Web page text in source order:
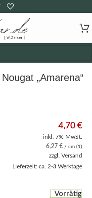
„Amarena“
to enlarge
4,70 €
inkl. 7% MwSt.
6,27 € / cm (1)
zzgl. Versand
Lieferzeit: ca. 2-3 Werktage
Vorrätig